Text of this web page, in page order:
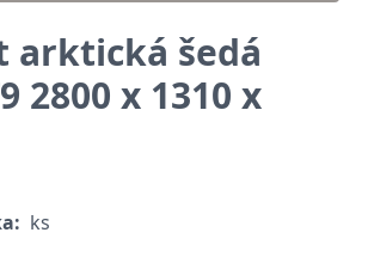
arktická šedá
2800 x 1310 x
ks